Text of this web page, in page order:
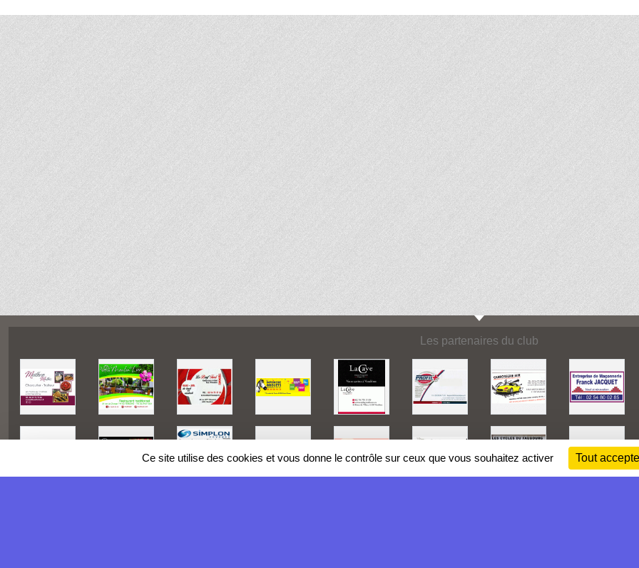
Les partenaires du club
Ce site utilise des cookies et vous donne le contrôle sur ceux que vous souhaitez activer Tout